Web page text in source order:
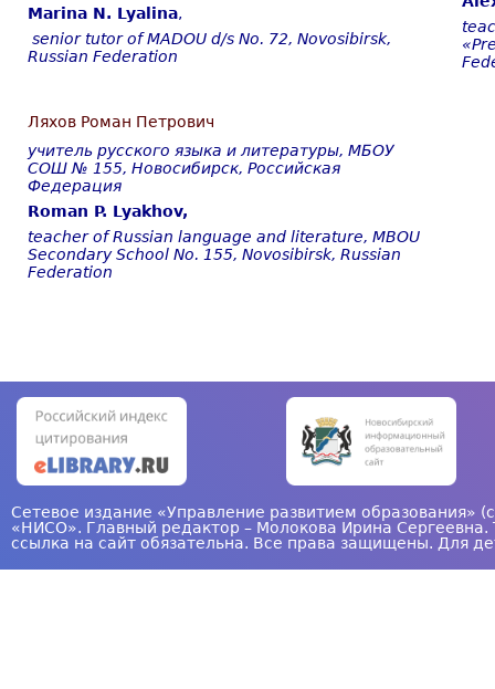
Marina N. Lyalina,
senior tutor of MADOU d/s No. 72, Novosibirsk,
Russian Federation
Ляхов Роман Петрович
учитель русского языка и литературы, МБОУ
СОШ № 155, Новосибирск, Российская
Федерация
Roman P. Lyakhov,
teacher of Russian language and literature, MBOU
Secondary School No. 155, Novosibirsk, Russian
Federation
Сетевое издание «Управление развитием
«НИСО». Главный редактор – Молокова Ирина
ссылка на сайт обязательна. Все права защищены. Для